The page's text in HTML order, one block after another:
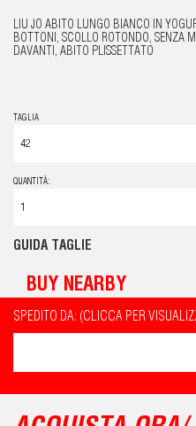
LIU JO ABITO LUNGO BIANCO IN
BOTTONI, SCOLLO ROTONDO, SENZA
DAVANTI, ABITO PLISSETTATO
TAGLIA
QUANTITÀ:
GUIDA TAGLIE
BUY NEARBY
SPEDITO DA: (CLICCA PER